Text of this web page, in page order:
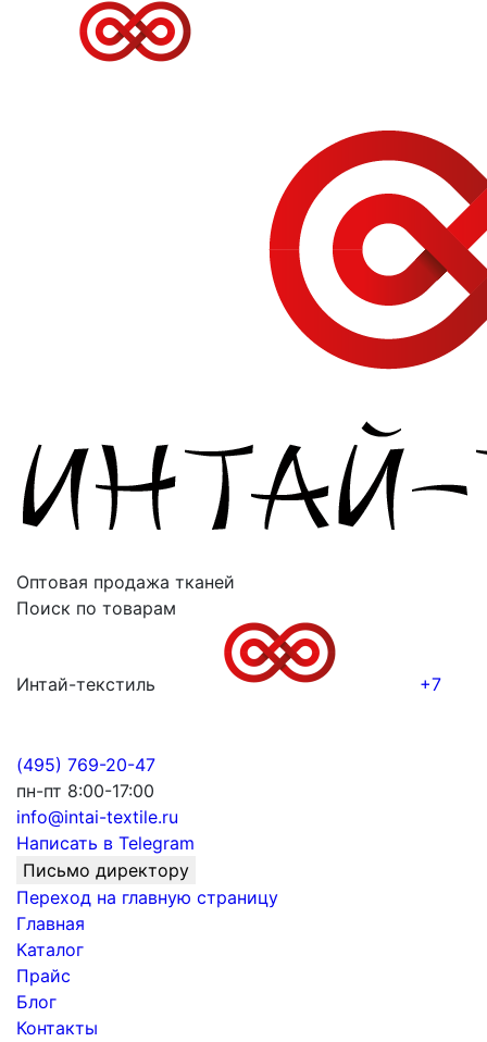
Оптовая продажа тканей
Поиск по товарам
Интай-текстиль +7
(495) 769-20-47
пн-пт 8:00-17:00
info@intai-textile.ru
Написать в Telegram
Письмо директору
Переход на главную страницу
Главная
Каталог
Прайс
Блог
Контакты